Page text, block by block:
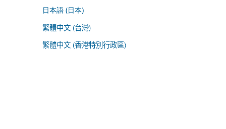
日本語 (日本)
繁體中文 (台灣)
繁體中文 (香港特別行政區)